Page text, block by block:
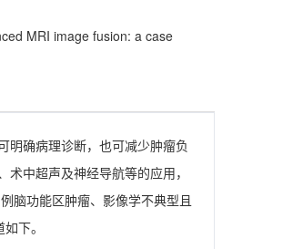
MRI image fusion: a case
明确病理诊断，也可减少肿瘤负
术中超声及神经导航等的应用，
脑功能区肿瘤、影像学不典型且
下。